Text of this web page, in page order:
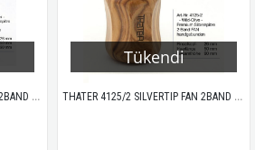
THATER 4125/2 SILVERTIP FAN 2BAND PORSUK KILI TIRAŞ FIRÇASI TORTOISE
Tükendi
THATER 4125/2 SILVERTIP FAN 2BAND PORSUK KILI TIRAŞ FIRÇASI ZEYTİN AĞACI